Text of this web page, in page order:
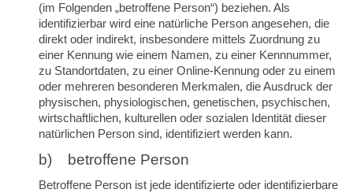
(im Folgenden „betroffene Person“) beziehen. Als
identifizierbar wird eine natürliche Person angesehen, die
direkt oder indirekt, insbesondere mittels Zuordnung zu
einer Kennung wie einem Namen, zu einer Kennnummer,
zu Standortdaten, zu einer Online-Kennung oder zu einem
oder mehreren besonderen Merkmalen, die Ausdruck der
physischen, physiologischen, genetischen, psychischen,
wirtschaftlichen, kulturellen oder sozialen Identität dieser
natürlichen Person sind, identifiziert werden kann.
b) betroffene Person
Betroffene Person ist jede identifizierte oder identifizierbare